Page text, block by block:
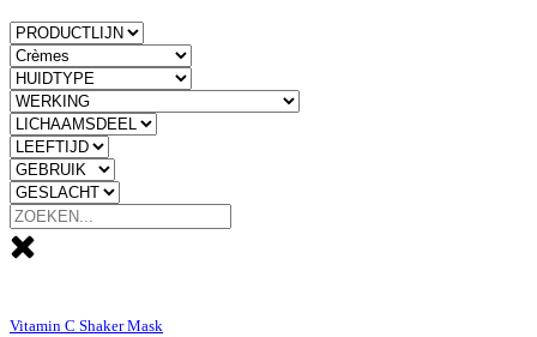
Vitamin C Shaker Mask